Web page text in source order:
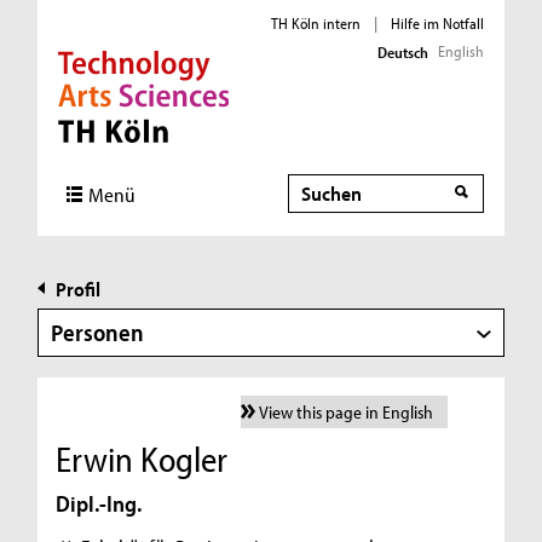
Direkt zur Hauptnavigation
Direkt zur Subnavigation
Direkt zum Inhalt
Direkt zum Fußbereich
TH Köln intern |
Hilfe im Notfall
Deutsch English
Menü Suche
Profil
Personen
View this page in English
Erwin Kogler
Dipl.-Ing.